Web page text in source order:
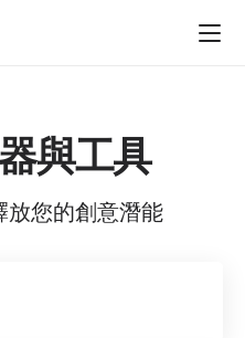
與工具
放您的創意潛能